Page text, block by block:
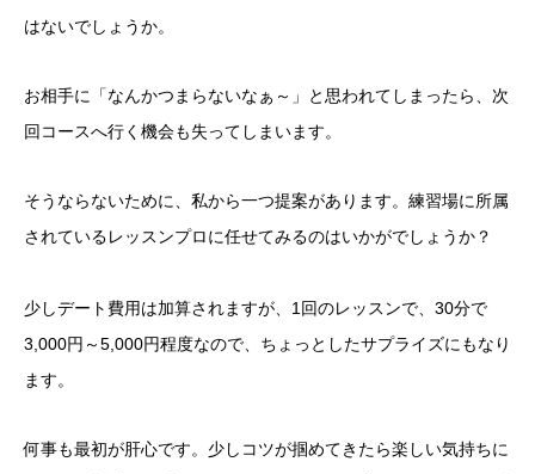
はないでしょうか。
お相手に「なんかつまらないなぁ～」と思われてしまったら、次
回コースへ行く機会も失ってしまいます。
そうならないために、私から一つ提案があります。練習場に所属
されているレッスンプロに任せてみるのはいかがでしょうか？
少しデート費用は加算されますが、1回のレッスンで、30分で
3,000円～5,000円程度なので、ちょっとしたサプライズにもなり
ます。
何事も最初が肝心です。 少しコツが掴めてきたら楽しい気持ちに